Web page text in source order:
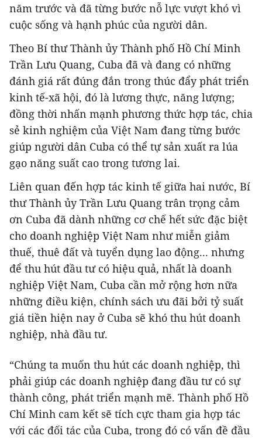
năm trước và đã từng bước nỗ lực vượt khó vì
cuộc sống và hạnh phúc của người dân.
Theo Bí thư Thành ủy Thành phố Hồ Chí Minh
Trần Lưu Quang, Cuba đã và đang có những
đánh giá rất đúng đắn trong thúc đẩy phát triển
kinh tế-xã hội, đó là lương thực, năng lượng;
đồng thời nhấn mạnh phương thức hợp tác, chia
sẻ kinh nghiệm của Việt Nam đang từng bước
giúp người dân Cuba có thể tự sản xuất ra lúa
gạo năng suất cao trong tương lai.
Liên quan đến hợp tác kinh tế giữa hai nước, Bí
thư Thành ủy Trần Lưu Quang trân trọng cảm
ơn Cuba đã dành những cơ chế hết sức đặc biệt
cho doanh nghiệp Việt Nam như miễn giảm
thuế, thuê đất và tuyển dụng lao động... nhưng
để thu hút đầu tư có hiệu quả, nhất là doanh
nghiệp Việt Nam, Cuba cần mở rộng hơn nữa
những điều kiện, chính sách ưu đãi bởi tỷ suất
giá tiền hiện nay ở Cuba sẽ khó thu hút doanh
nghiệp, nhà đầu tư.
“Chúng ta muốn thu hút các doanh nghiệp, thì
phải giúp các doanh nghiệp đang đầu tư có sự
thành công, phát triển mạnh mẽ. Thành phố Hồ
Chí Minh cam kết sẽ tích cực tham gia hợp tác
với các đối tác của Cuba, trong đó có vấn đề đầu